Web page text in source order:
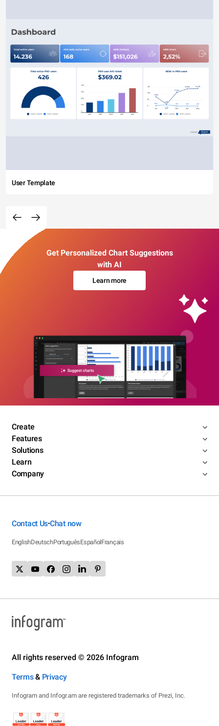
User Template
Get Personalized Chart Suggestions
with AI
Learn more
Create
Features
Solutions
Learn
Company
Contact Us•Chat now
EnglishDeutschPortuguêsEspañolFrançais
All rights reserved © 2026 Infogram
Terms& Privacy
Infogram and Infogr.am are registered trademarks of Prezi, Inc.